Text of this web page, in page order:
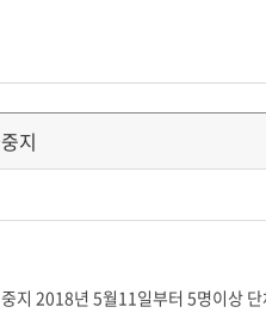
지
지 2018년 5월11일부터 5명이상